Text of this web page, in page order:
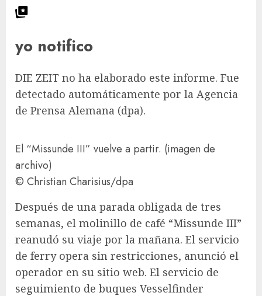
yo notifico
DIE ZEIT no ha elaborado este informe. Fue
detectado automáticamente por la Agencia
de Prensa Alemana (dpa).
El “Missunde III” vuelve a partir. (imagen de
archivo)
© Christian Charisius/​dpa
Después de una parada obligada de tres
semanas, el molinillo de café “Missunde III”
reanudó su viaje por la mañana. El servicio
de ferry opera sin restricciones, anunció el
operador en su sitio web. El servicio de
seguimiento de buques Vesselfinder